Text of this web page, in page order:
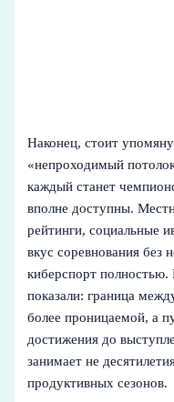
Наконец, стоит
«непроходимый
каждый станет
вполне доступны.
рейтинги, социальные
вкус соревнования без
киберспорт
показали: граница
более проницаемой, а
достижения до
занимает не
продуктивных сезонов.